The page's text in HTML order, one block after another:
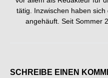
tätig. Inzwischen haben
angehäuft. Seit Sommer
SCHREIBE EINEN